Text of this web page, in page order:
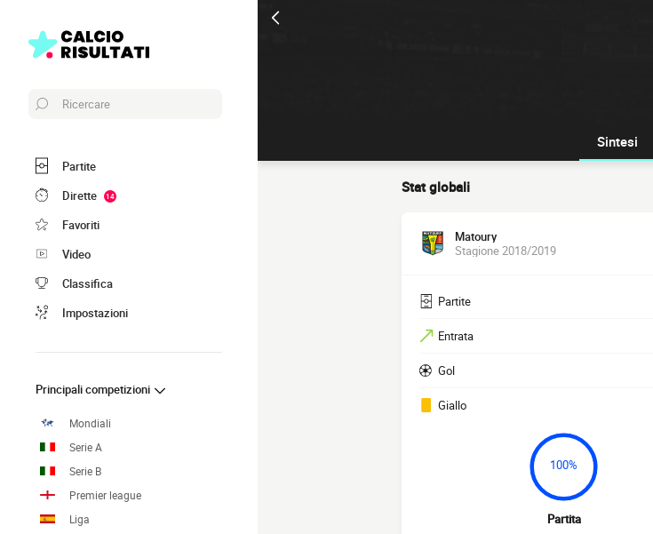
Ricercare
Partite
Dirette
14
Favoriti
Video
Classifica
Impostazioni
Principali competizioni
Mondiali
Serie A
Serie B
Premier league
Liga
Sintesi
Stat globali
Matoury
Stagione 2018/2019
Partite
Entrata
Gol
Giallo
100%
Partita